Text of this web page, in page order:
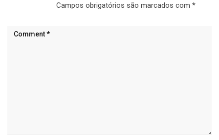
Campos obrigatórios são marcados com *